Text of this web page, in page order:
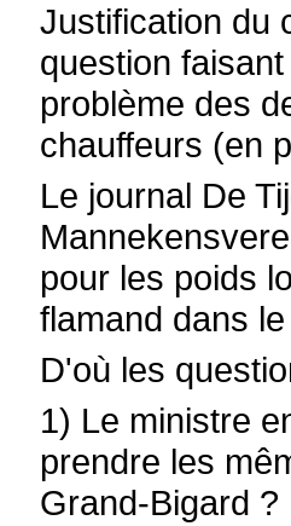
Justification du
question
problème des
chauffeurs (en
Le journal De
pour les poids
flamand dans
D'où les
1) Le ministre
prendre les
Grand-Bigard ?